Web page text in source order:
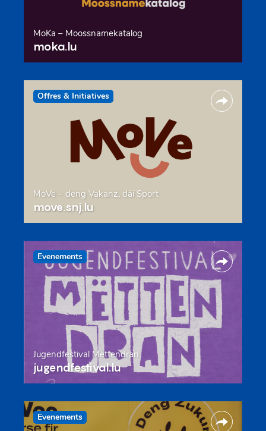
MoKa – Moossnamekatalog
moka.lu
Offres & Initiatives
MoVe – deng Vakanz, däi Sport
move.snj.lu
Evenements
Jugendfestival Mëttendran
jugendfestival.lu
Evenements